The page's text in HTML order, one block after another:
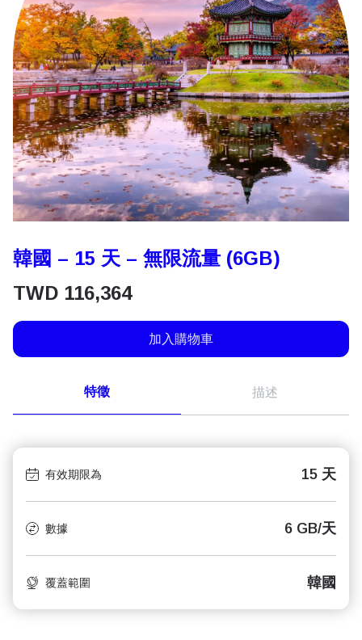
韓國 – 15 天 – 無限流量 (6GB)
TWD 116,364
加入購物車
特徵 描述
有效期限為 15 天
數據 6 GB/天
覆蓋範圍 韓國​